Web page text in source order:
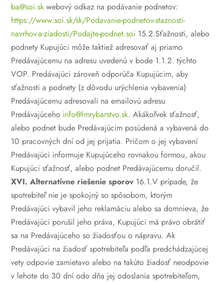
ba@soi.sk webový odkaz na podávanie podnetov:
https://www.soi.sk/sk/Podavanie-podnetov-staznosti-
navrhov-a-ziadosti/Podajte-podnet.soi 15.2.Sťažnosti, alebo
podnety Kupujúci môže taktiež adresovať aj priamo
Predávajúcemu na adresu uvedenú v bode 1.1.2. týchto
VOP. Predávajúci zároveň odporúča Kupujúcim, aby
sťažnosti a podnety (z dôvodu urýchlenia vybavenia)
Predávajúcemu adresovali na emailovú adresu
Predávajúceho info@lmrybarstvo.sk. Akákoľvek sťažnosť,
alebo podnet bude Predávajúcim posúdená a vybavená do
10 pracovných dní od jej prijatia. Pričom o jej vybavení
Predávajúci informuje Kupujúceho rovnakou formou, akou
Kupujúci sťažnosť, alebo podnet Predávajúcemu doručil.
XVI. Alternatívne riešenie sporov 16.1.V prípade, že
spotrebiteľ nie je spokojný so spôsobom, ktorým
Predávajúci vybavil jeho reklamáciu alebo sa domnieva, že
Predávajúci porušil jeho práva, Kupujúci má právo obrátiť
sa na Predávajúceho so žiadosťou o nápravu. Ak
Predávajúci na žiadosť spotrebiteľa podľa predchádzajúcej
vety odpovie zamietavo alebo na takúto žiadosť neodpovie
v lehote do 30 dní odo dňa jej odoslania spotrebiteľom,